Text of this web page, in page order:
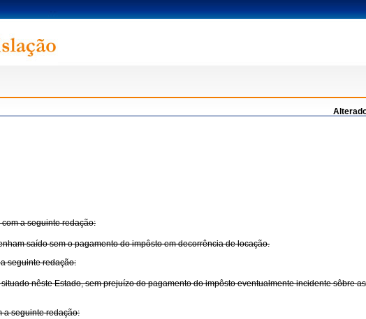
a seguinte redação:
saído sem o pagamento do impôsto em decorrência de locação.
seguinte redação:
nêste Estado, sem prejuízo do pagamento do impôsto eventualmente incidente sôbre
a seguinte redação: